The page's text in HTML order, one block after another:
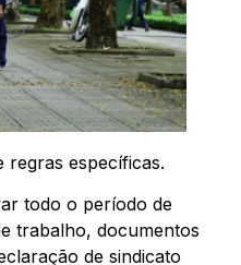
regras específicas.
todo o período de
trabalho, documentos
de sindicato